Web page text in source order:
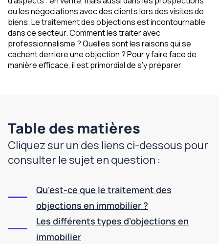
ou les négociations avec des clients lors des visites de
biens. Le traitement des objections est incontournable
dans ce secteur. Comment les traiter avec
professionnalisme ? Quelles sont les raisons qui se
cachent derrière une objection ? Pour y faire face de
manière efficace, il est primordial de s’y préparer.
Table des matières
Cliquez sur un des liens ci-dessous pour
consulter le sujet en question :
Qu'est-ce que le traitement des
objections en immobilier ?
Les différents types d'objections en
immobilier